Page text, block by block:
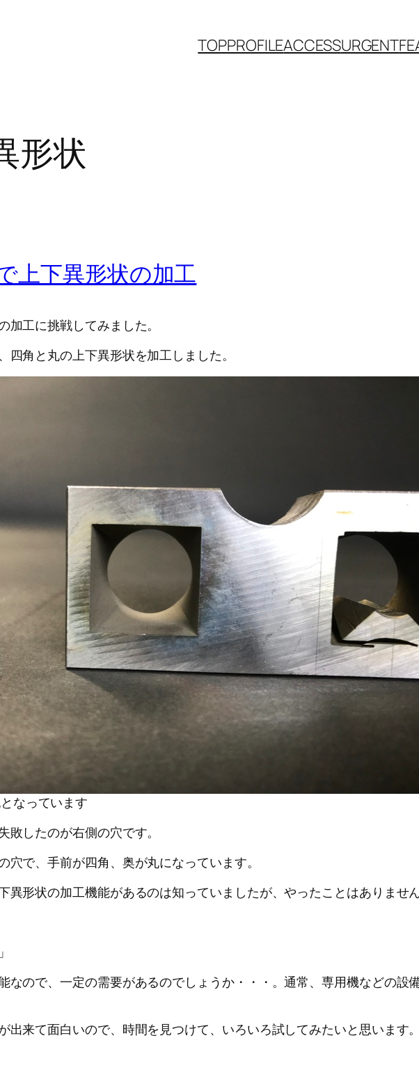
TOPPROFILEACCESSURGENT
形状
上下異形状の加工
加工に挑戦してみました。
四角と丸の上下異形状を加工しました。
なっています
したのが右側の穴です。
で、手前が四角、奥が丸になっています。
異形状の加工機能があるのは知っていましたが、やったことはありません
なので、一定の需要があるのでしょうか・・・。通常、専用機などの設
出来て面白いので、時間を見つけて、いろいろ試してみたいと思います。